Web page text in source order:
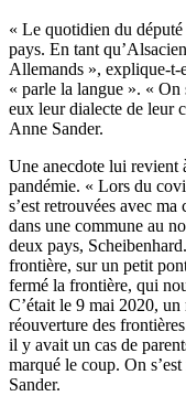
« Le quotidien du député
pays. En tant
Allemands », explique-t-
« parle la langue ». « On
eux leur dialecte de leur
Anne Sander.
Une anecdote lui revient
pandémie. « Lors du
s’est retrouvées avec
dans une commune au
deux pays,
frontière, sur un petit
fermé la frontière, qui
C’était le 9 mai 2020,
réouverture des
il y avait un cas de
marqué le coup. On
Sander.